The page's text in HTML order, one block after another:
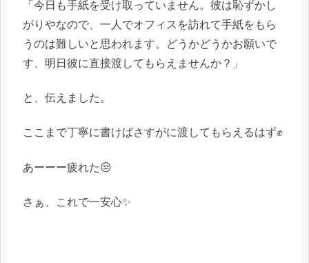
「今日も手紙を受け取っていません。彼は恥ずかし
がりやなので、一人でオフィスを訪れて手紙をもら
うのは難しいと思われます。どうかどうかお願いで
す、明日彼に直接渡してもらえませんか？」
と、伝えました。
ここまで丁寧に書けばさすがに渡してもらえるはず✊
あーーー疲れた😒
さぁ、これで一安心✨